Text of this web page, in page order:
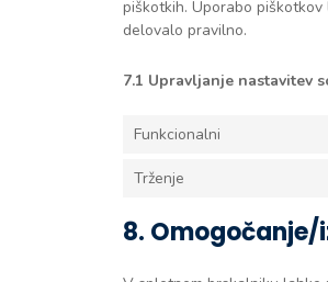
piškotkih. Uporabo
delovalo pravilno.
7.1 Upravljanje nastavitev
Funkcionalni
Trženje
8.